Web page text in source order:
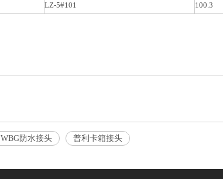
LZ-5#101 100.3
WBG防水接头 普利卡箱接头